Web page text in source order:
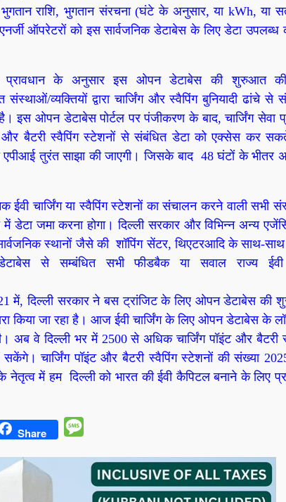
भुगतान राशि, भुगतान संरचना (घंटे के अनुसार, या kWh, या
ऑपरेटरों को इस सार्वजनिक डेटाबेस के लिए डेटा उपलब्ध
के प्रावधान के अनुसार इस ओपन डेटाबेस की शुरुआत
व्यक्तियों द्वारा चार्जिंग और स्वैपिंग बुनियादी ढांचे से
इस ओपन डेटाबेस पोर्टल पर पंजीकरण के बाद, चार्जिंग सेवा
और बैटरी स्वैपिंग स्टेशनों से संबंधित डेटा को एक्सेस कर
तुरंत साझा की जाएगी। जिसके बाद 48 घंटों के भीतर
ईवी चार्जिंग या स्वैपिंग स्टेशनों का संचालन करने वाली सभी
जमा करना होगा। दिल्ली सरकार और विभिन्न अन्य
सार्वजनिक स्थानों जैसे की शॉपिंग सेंटर, थिएटरआदि के साथ-साथ
से सम्बंधित सभी फीडबैक या सवाल राज्य
में, दिल्ली सरकार ने बस ट्रांजिट के लिए ओपन डेटाबेस की
किया जा रहा है। आज ईवी चार्जिंग के लिए ओपन डेटाबेस के
अब वे दिल्ली भर में 2500 से अधिक चार्जिंग पॉइंट और बैटरी
चार्जिंग पॉइंट और बैटरी स्वैपिंग स्टेशनों की संख्या
में हम दिल्ली को भारत की ईवी कैपिटल बनाने के लिए
Share